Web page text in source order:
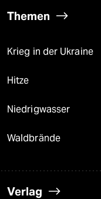
Themen
Krieg in der Ukraine
Hitze
Niedrigwasser
Waldbrände
Verlag